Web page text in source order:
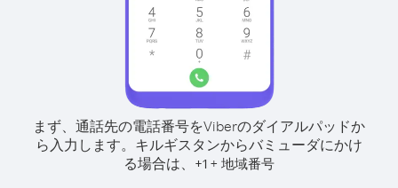
まず、通話先の電話番号をViberのダイアルパッドか
ら入力します。 キルギスタンからバミューダにかけ
る場合は、 +1 + 地域番号